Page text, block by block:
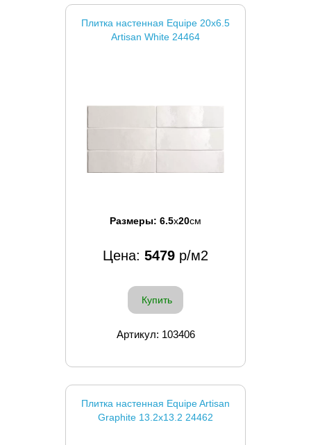
Плитка настенная Equipe 20x6.5
Artisan White 24464
Размеры: 6.5x20см
Цена: 5479 р/м2
Купить
Артикул: 103406
Плитка настенная Equipe Artisan
Graphite 13.2x13.2 24462